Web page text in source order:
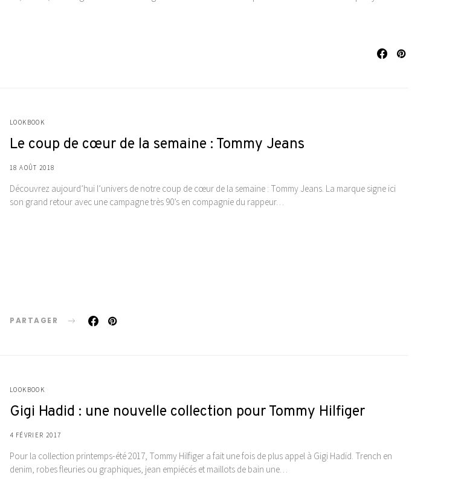
LOOKBOOK
Le coup de cœur de la semaine : Tommy Jeans
18 AOÛT 2018
Découvrez aujourd’hui l’univers de notre coup de cœur de la semaine : Tommy Jeans. La marque signe ici
son grand retour avec une campagne très 90’s en compagnie du rappeur…
PARTAGER
LOOKBOOK
Gigi Hadid : une nouvelle collection pour Tommy Hilfiger
4 FÉVRIER 2017
Pour la collection printemps-été 2017, Tommy Hilfiger a fait une fois de plus appel à Gigi Hadid. Trench en
denim, robes fleuries ou graphiques, jean empiécés et maillots de bain une…